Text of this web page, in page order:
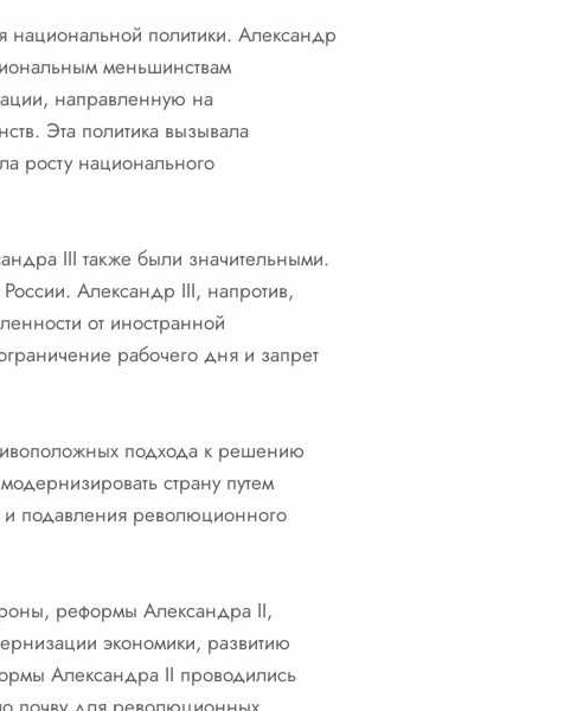
политики. Александр
меньшинствам
направленную на
Эта политика вызывала
росту национального
III также были значительными.
Александр III, напротив,
от иностранной
рабочего дня и запрет
подхода к решению
страну путем
подавления революционного
реформы Александра II,
экономики, развитию
Александра II проводились